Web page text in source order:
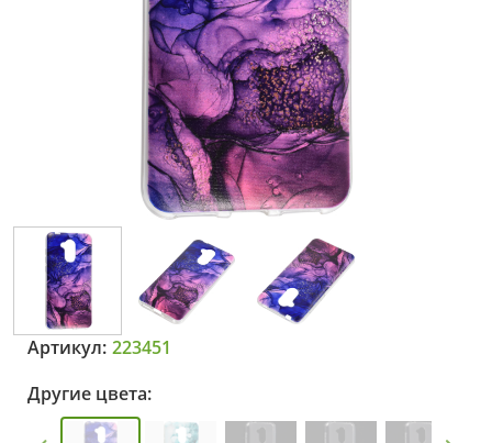
Артикул: 223451
Другие цвета: